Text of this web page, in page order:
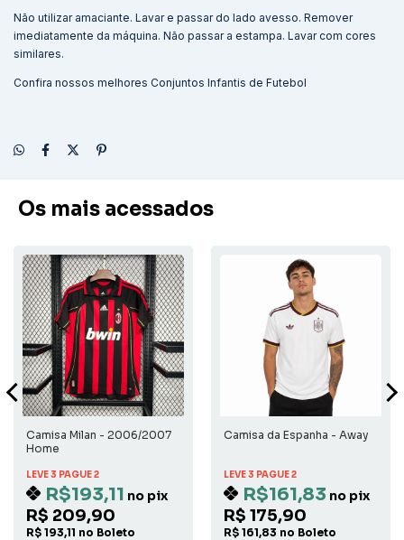
Não utilizar amaciante. Lavar e passar do lado avesso. Remover
imediatamente da máquina. Não passar a estampa. Lavar com cores
similares.
Confira nossos melhores Conjuntos Infantis de Futebol
Os mais acessados
Camisa Milan - 2006/2007
Home
LEVE 3 PAGUE 2
R$193,11 no pix
R$ 209,90
R$ 193,11 no Boleto
Camisa da Espanha - Away
LEVE 3 PAGUE 2
R$161,83 no pix
R$ 175,90
R$ 161,83 no Boleto